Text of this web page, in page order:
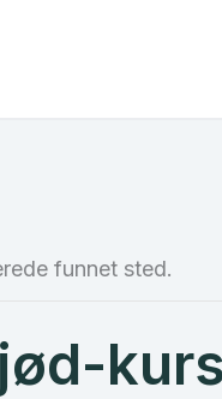
funnet sted.
kurs